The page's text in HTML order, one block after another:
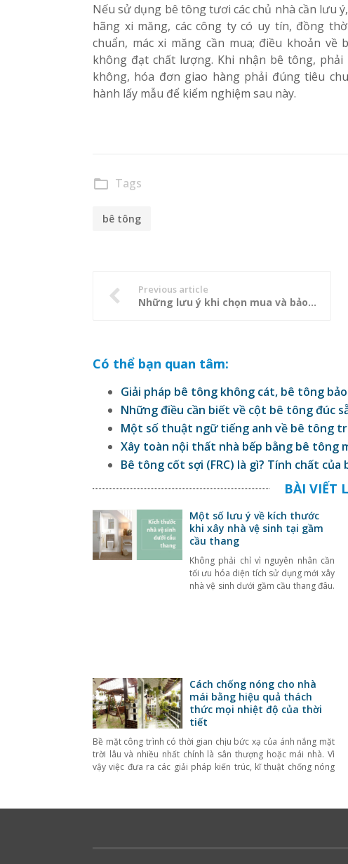
Nếu sử dụng bê tông tươi các chủ nhà cần lưu
hãng xi măng, các công ty có uy tín, đồng
chuẩn, mác xi măng cần mua; điều khoản
không đạt chất lượng. Khi nhận bê tông,
không, hóa đơn giao hàng phải đúng tiêu
hành lấy mẫu để kiểm nghiệm sau này.
folder_open Tags
bê tông
Previous article
Những lưu ý khi chọn mua và bảo quản gạch men
Có thể bạn quan tâm:
Giải pháp bê tông không cát, bê tông
Những điều cần biết về cột bê tông đúc
Một số thuật ngữ tiếng anh về bê tông
Xây toàn nội thất nhà bếp bằng bê tông
Bê tông cốt sợi (FRC) là gì? Tính chất
BÀI VIẾT
Một số lưu ý về kích thước
khi xây nhà vệ sinh tại gầm
cầu thang
Không phải chỉ vì nguyên nhân cần
tối ưu hóa diện tích sử dụng mới xây
nhà vệ sinh dưới gầm cầu thang đâu.
Cách chống nóng cho nhà
mái bằng hiệu quả thách
thức mọi nhiệt độ của thời
tiết
Bề mặt công trình có thời gian chịu bức xạ của ánh nắng mặt
trời lâu và nhiều nhất chính là sân thượng hoặc mái nhà. Vì
vậy việc đưa ra các giải pháp kiến trúc, kĩ thuật chống nóng